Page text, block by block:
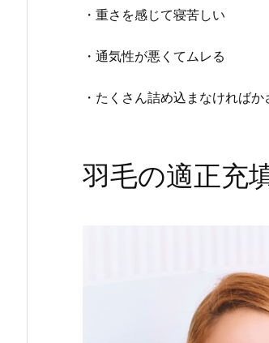
・重さを感じて寝苦しい
・通気性が悪くてムレる
・たくさん詰め込まなければ
羽毛の適正充